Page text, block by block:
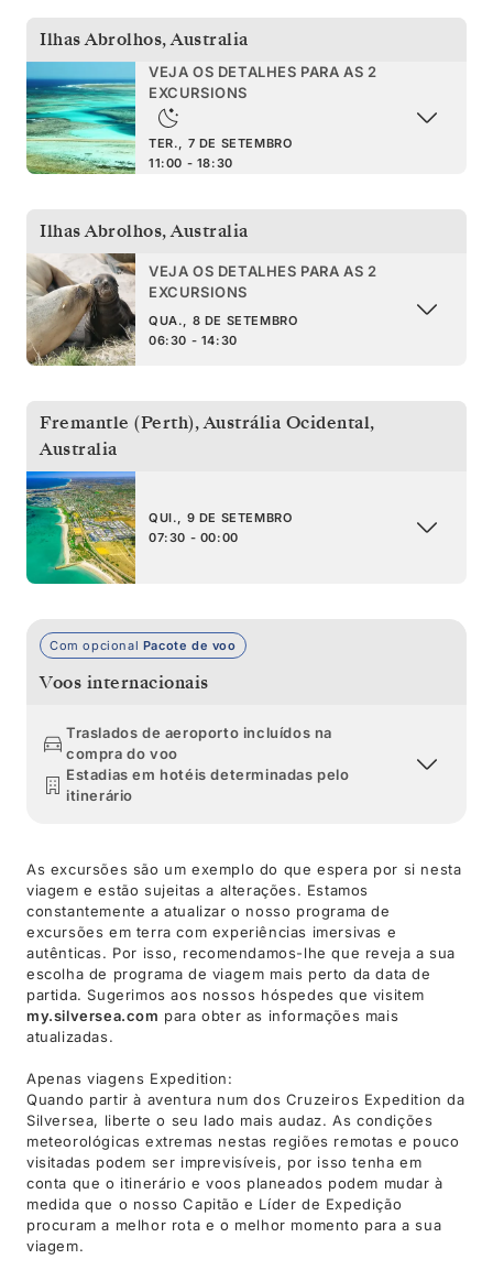
Ilhas Abrolhos,Australia
VEJA OS DETALHES PARA AS 2
EXCURSIONS
TER., 7 DE SETEMBRO
11:00 - 18:30
Ilhas Abrolhos,Australia
VEJA OS DETALHES PARA AS 2
EXCURSIONS
QUA., 8 DE SETEMBRO
06:30 - 14:30
Fremantle (Perth), Austrália Ocidental,
Australia
QUI., 9 DE SETEMBRO
07:30 - 00:00
Com opcional Pacote de voo
Voos internacionais
Traslados de aeroporto incluídos na
compra do voo
Estadias em hotéis determinadas pelo
itinerário
As excursões são um exemplo do que espera por si nesta
viagem e estão sujeitas a alterações. Estamos
constantemente a atualizar o nosso programa de
excursões em terra com experiências imersivas e
autênticas. Por isso, recomendamos-lhe que reveja a sua
escolha de programa de viagem mais perto da data de
partida. Sugerimos aos nossos hóspedes que visitem
my.silversea.com para obter as informações mais
atualizadas.
Apenas viagens Expedition:
Quando partir à aventura num dos Cruzeiros Expedition da
Silversea, liberte o seu lado mais audaz. As condições
meteorológicas extremas nestas regiões remotas e pouco
visitadas podem ser imprevisíveis, por isso tenha em
conta que o itinerário e voos planeados podem mudar à
medida que o nosso Capitão e Líder de Expedição
procuram a melhor rota e o melhor momento para a sua
viagem.